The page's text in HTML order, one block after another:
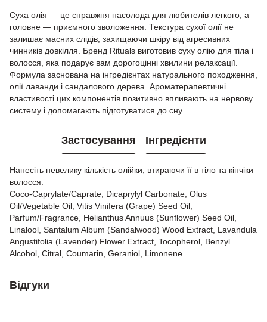
Суха олія — це справжня насолода для любителів легкого, а
головне — приємного зволоження. Текстура сухої олії не
залишає масних слідів, захищаючи шкіру від агресивних
чинників довкілля. Бренд Rituals виготовив суху олію для тіла і
волосся, яка подарує вам дорогоцінні хвилини релаксації.
Формула заснована на інгредієнтах натурального походження,
олії лаванди і сандалового дерева. Ароматерапевтичні
властивості цих компонентів позитивно впливають на нервову
систему і допомагають підготуватися до сну.
Застосування Інгредієнти
Нанесіть невелику кількість олійки, втираючи її в тіло та кінчіки
волосся.
Coco-Caprylate/Caprate, Dicaprylyl Carbonate, Olus
Oil/Vegetable Oil, Vitis Vinifera (Grape) Seed Oil,
Parfum/Fragrance, Helianthus Annuus (Sunflower) Seed Oil,
Linalool, Santalum Album (Sandalwood) Wood Extract, Lavandula
Angustifolia (Lavender) Flower Extract, Tocopherol, Benzyl
Alcohol, Citral, Coumarin, Geraniol, Limonene.
Відгуки